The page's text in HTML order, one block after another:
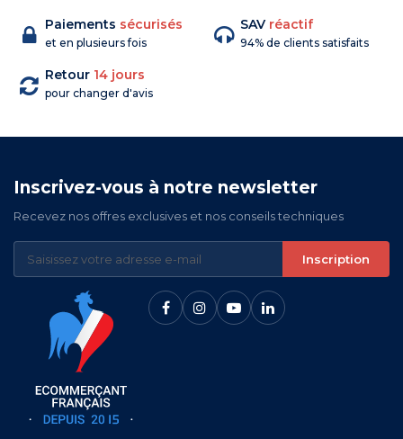
Paiements sécurisés
et en plusieurs fois
SAV réactif
94% de clients satisfaits
Retour 14 jours
pour changer d'avis
Inscrivez-vous à notre newsletter
Recevez nos offres exclusives et nos conseils techniques
Inscription